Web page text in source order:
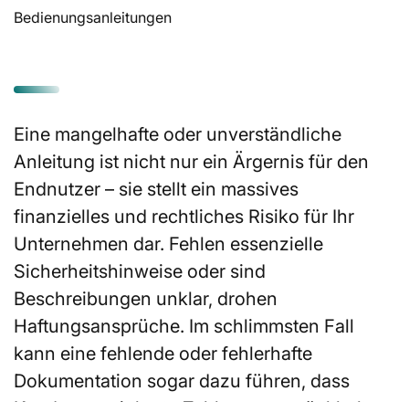
Bedienungsanleitungen
Eine mangelhafte oder unverständliche
Anleitung ist nicht nur ein Ärgernis für den
Endnutzer – sie stellt ein massives
finanzielles und rechtliches Risiko für Ihr
Unternehmen dar. Fehlen essenzielle
Sicherheitshinweise oder sind
Beschreibungen unklar, drohen
Haftungsansprüche. Im schlimmsten Fall
kann eine fehlende oder fehlerhafte
Dokumentation sogar dazu führen, dass